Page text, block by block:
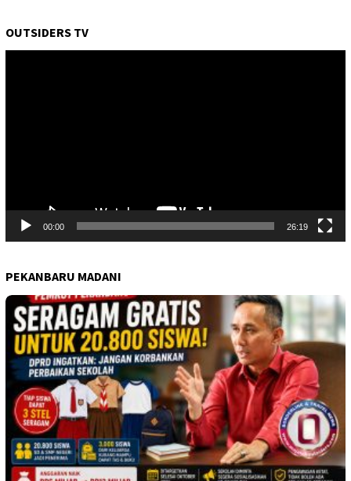
OUTSIDERS TV
00:00 26:19
PEKANBARU MADANI